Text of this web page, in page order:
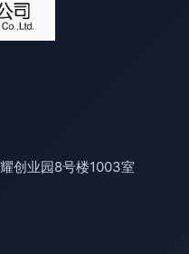
创业园8号楼1003室